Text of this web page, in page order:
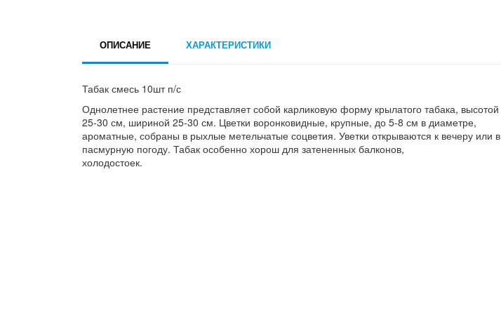
ОПИСАНИЕ ХАРАКТЕРИСТИКИ
Табак смесь 10шт п/с
Однолетнее растение представляет собой карликовую форму крылатого табака, высотой
25-30 см, шириной 25-30 см. Цветки воронковидные, крупные, до 5-8 см в диаметре,
ароматные, собраны в рыхлые метельчатые соцветия. Уветки открываются к вечеру или в
пасмурную погоду. Табак особенно хорош для затененных балконов,
холодостоек.